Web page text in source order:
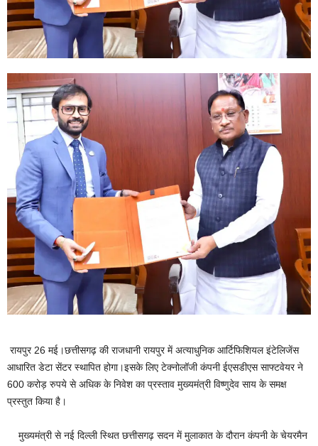
रायपुर 26 मई।छत्तीसगढ़ की राजधानी रायपुर में अत्याधुनिक आर्टिफिशियल इंटेलिजेंस
आधारित डेटा सेंटर स्थापित होगा।इसके लिए टेक्नोलॉजी कंपनी ईएसडीएस साफ्टवेयर ने
600 करोड़ रुपये से अधिक के निवेश का प्रस्ताव मुख्यमंत्री विष्णुदेव साय के समक्ष
प्रस्तुत किया है।
मुख्यमंत्री से नई दिल्ली स्थित छत्तीसगढ़ सदन में मुलाकात के दौरान कंपनी के चेयरमैन